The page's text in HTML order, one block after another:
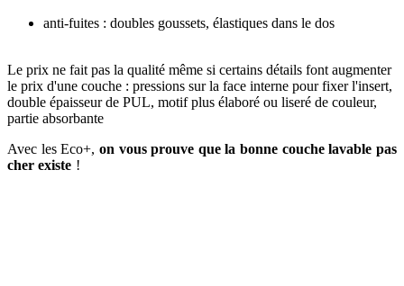
anti-fuites : doubles goussets, élastiques dans le dos
Le prix ne fait pas la qualité même si certains détails font augmenter
le prix d'une couche : pressions sur la face interne pour fixer l'insert,
double épaisseur de PUL, motif plus élaboré ou liseré de couleur,
partie absorbante
Avec les Eco+, on vous prouve que la bonne couche lavable pas
cher existe !